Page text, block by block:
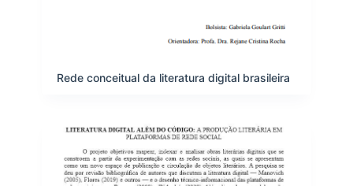
Rede conceitual da literatura digital brasileira